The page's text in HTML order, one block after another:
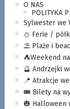
O NAS
POLITYKA
Sylwester we
⛄️ Ferie /
⛱️ Plaże i
⛺️Weekend
🔮 Andrzejki
📍 Atrakcje
🎟️ Bilety na
🎃 Halloween